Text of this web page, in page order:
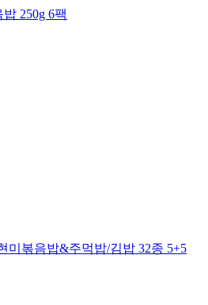
250g 6팩
미볶음밥&주먹밥/김밥 32종 5+5